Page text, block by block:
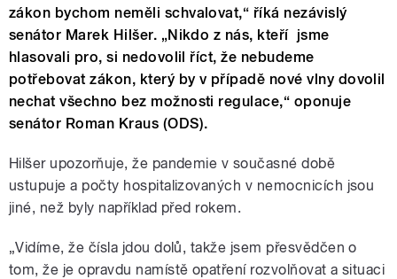
zákon bychom neměli schvalovat,“ říká nezávislý
senátor Marek Hilšer. „Nikdo z nás, kteří jsme
hlasovali pro, si nedovolil říct, že nebudeme
potřebovat zákon, který by v případě nové vlny dovolil
nechat všechno bez možnosti regulace,“ oponuje
senátor Roman Kraus (ODS).
Hilšer upozorňuje, že pandemie v současné době
ustupuje a počty hospitalizovaných v nemocnicích jsou
jiné, než byly například před rokem.
„Vidíme, že čísla jdou dolů, takže jsem přesvědčen o
tom, že je opravdu namístě opatření rozvolňovat a situaci